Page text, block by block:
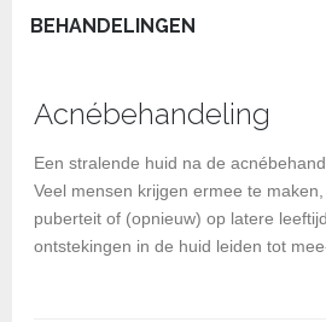
BEHANDELINGEN
Acnébehandeling
Een stralende huid na de
Veel mensen krijgen ermee te
puberteit of (opnieuw) op latere
ontstekingen in de huid leiden tot